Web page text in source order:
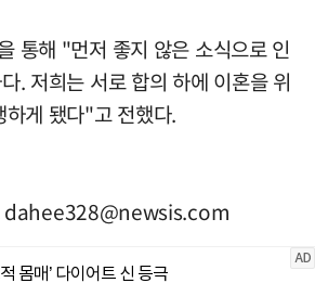
통해 "먼저 좋지 않은 소식으로 인
. 저희는 서로 합의 하에 이혼을 위
게 됐다"고 전했다.
dahee328@newsis.com